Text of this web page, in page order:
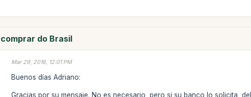
do Brasil
Mar 29, 2016, 12:01 PM
Buenos días Adriano:
Gracias por su mensaje. No es necesario, pero si su banco lo solicita,